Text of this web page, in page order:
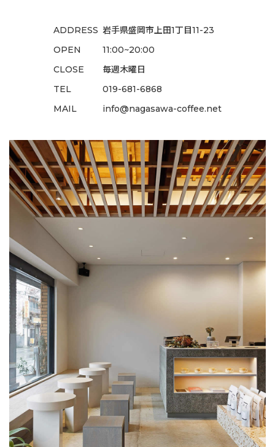
ADDRESS 岩手県盛岡市上田1丁目11-23
OPEN
11:00~20:00
CLOSE
毎週木曜日
TEL
019-681-6868
MAIL
info@nagasawa-coffee.net